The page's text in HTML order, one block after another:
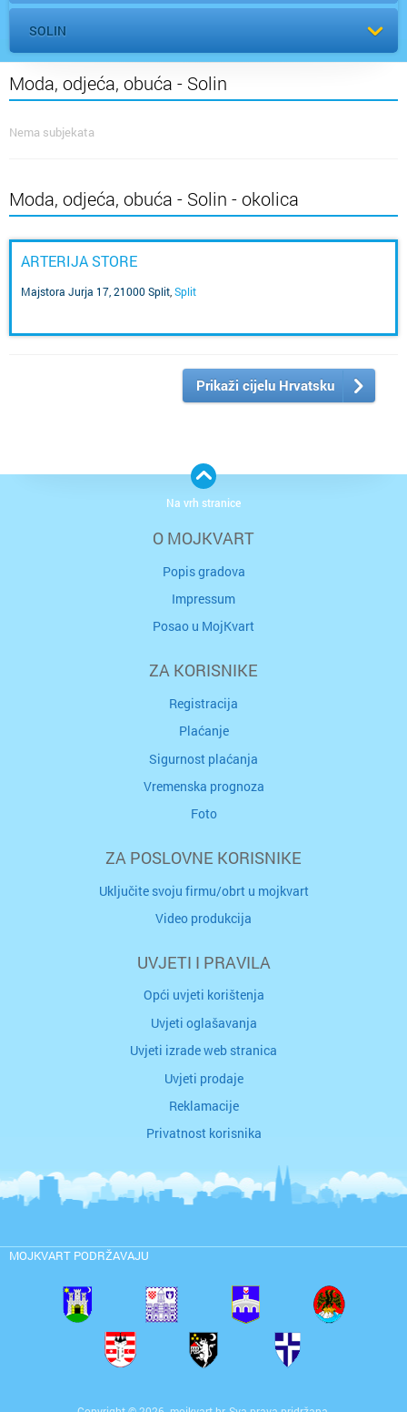
SOLIN
Moda, odjeća, obuća - Solin
Nema subjekata
Moda, odjeća, obuća - Solin - okolica
ARTERIJA STORE
Majstora Jurja 17, 21000 Split Split
Prikaži cijelu Hrvatsku
O MOJKVART
Popis gradova
Impressum
Posao u MojKvart
ZA KORISNIKE
Registracija
Plaćanje
Sigurnost plaćanja
Vremenska prognoza
Foto
ZA POSLOVNE KORISNIKE
Uključite svoju firmu/obrt u mojkvart
Video produkcija
UVJETI I PRAVILA
Opći uvjeti korištenja
Uvjeti oglašavanja
Uvjeti izrade web stranica
Uvjeti prodaje
Reklamacije
Privatnost korisnika
MOJKVART PODRŽAVAJU
Na vrh stranice